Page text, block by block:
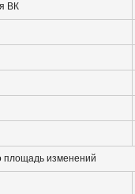
ВК
площадь изменений